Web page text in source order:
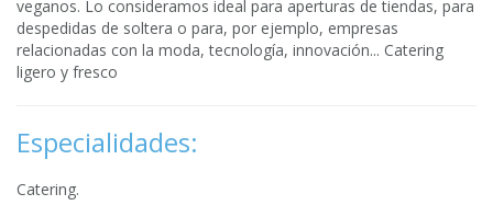
veganos. Lo consideramos ideal para aperturas de tiendas, para
despedidas de soltera o para, por ejemplo, empresas
relacionadas con la moda, tecnología, innovación... Catering
ligero y fresco
Especialidades:
Catering.